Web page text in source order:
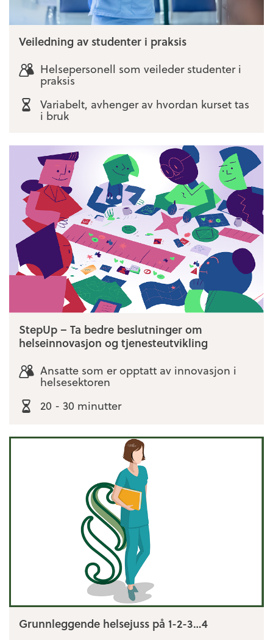
Veiledning av studenter i praksis
Helsepersonell som veileder studenter i
praksis
Variabelt, avhenger av hvordan kurset tas
i bruk
StepUp – Ta bedre beslutninger om
helseinnovasjon og tjenesteutvikling
Ansatte som er opptatt av innovasjon i
helsesektoren
20 - 30 minutter
Grunnleggende helsejuss på 1-2-3…4